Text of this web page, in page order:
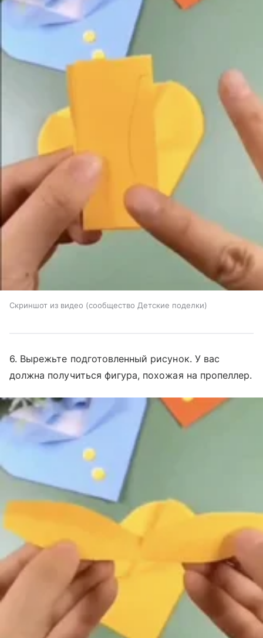
Скриншот из видео (сообщество Детские поделки)
6. Вырежьте подготовленный рисунок. У вас
должна получиться фигура, похожая на пропеллер.